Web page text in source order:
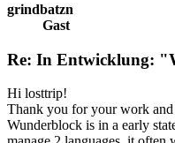
grindbatzn
Gast
Re: In Entwicklung:
Hi losttrip!
Thank you for your work
Wunderblock is in a early